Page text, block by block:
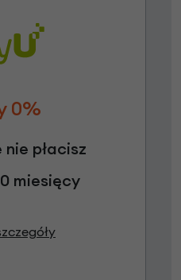
0%
płacisz
miesięcy